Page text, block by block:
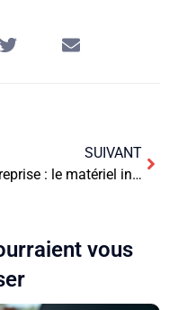
SUIVANT
Entreprise : le matériel incontournable pour réussir votre événement
vous